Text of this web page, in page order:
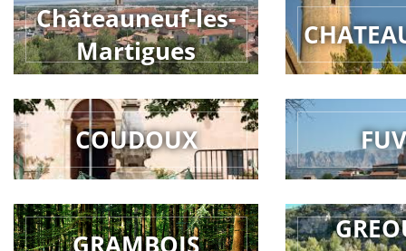
Châteauneuf-les-
Martigues
COUDOUX